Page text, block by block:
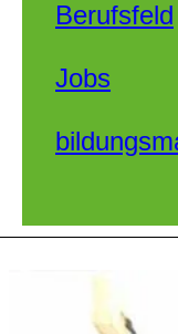
Berufsfeld
Jobs